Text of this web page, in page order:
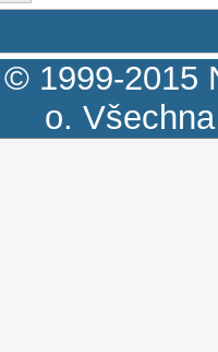
© 1999-2015
o.